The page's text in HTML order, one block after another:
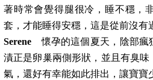
著時常會覺得腿很冷，睡不穩，
套，才能睡得安穩，這是從前沒有
Serene 懷孕的這個夏天，陰部瘋
漬正是卵巢兩側形狀，並且有臭
氣，還好有幸能如此排出，讓寶寶